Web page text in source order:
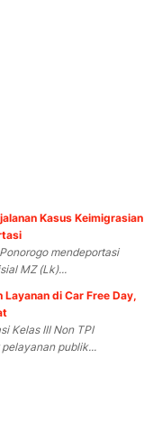
Kasus Keimigrasian
mendeportasi
MZ (Lk)...
di Car Free Day,
Kelas III Non TPI
publik...